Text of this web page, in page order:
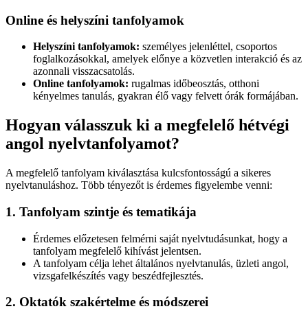
Online és helyszíni tanfolyamok
Helyszíni tanfolyamok: személyes jelenléttel, csoportos
foglalkozásokkal, amelyek előnye a közvetlen interakció és az
azonnali visszacsatolás.
Online tanfolyamok: rugalmas időbeosztás, otthoni
kényelmes tanulás, gyakran élő vagy felvett órák formájában.
Hogyan válasszuk ki a megfelelő hétvégi
angol nyelvtanfolyamot?
A megfelelő tanfolyam kiválasztása kulcsfontosságú a sikeres
nyelvtanuláshoz. Több tényezőt is érdemes figyelembe venni:
1. Tanfolyam szintje és tematikája
Érdemes előzetesen felmérni saját nyelvtudásunkat, hogy a
tanfolyam megfelelő kihívást jelentsen.
A tanfolyam célja lehet általános nyelvtanulás, üzleti angol,
vizsgafelkészítés vagy beszédfejlesztés.
2. Oktatók szakértelme és módszerei